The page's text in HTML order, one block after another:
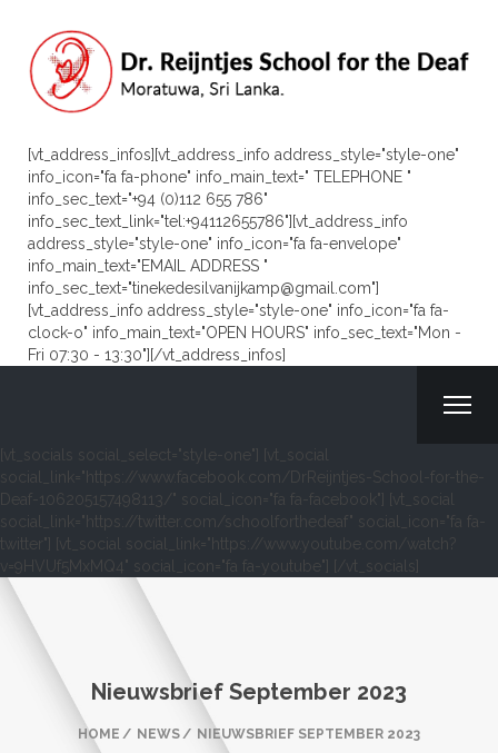
[vt_address_infos][vt_address_info address_style="style-one"
info_icon="fa fa-phone" info_main_text=" TELEPHONE "
info_sec_text="+94 (0)112 655 786"
info_sec_text_link="tel:+94112655786"][vt_address_info
address_style="style-one" info_icon="fa fa-envelope"
info_main_text="EMAIL ADDRESS "
info_sec_text="tinekedesilvanijkamp@gmail.com"]
[vt_address_info address_style="style-one" info_icon="fa fa-
clock-o" info_main_text="OPEN HOURS" info_sec_text="Mon -
Fri 07:30 - 13:30"][/vt_address_infos]
[vt_socials social_select="style-one"] [vt_social
social_link="https://www.facebook.com/DrReijntjes-School-for-the-
Deaf-106205157498113/" social_icon="fa fa-facebook"] [vt_social
social_link="https://twitter.com/schoolforthedeaf" social_icon="fa fa-
twitter"] [vt_social social_link="https://www.youtube.com/watch?
v=9HVUf5MxMQ4" social_icon="fa fa-youtube"] [/vt_socials]
Nieuwsbrief September 2023
HOME NEWS NIEUWSBRIEF SEPTEMBER 2023